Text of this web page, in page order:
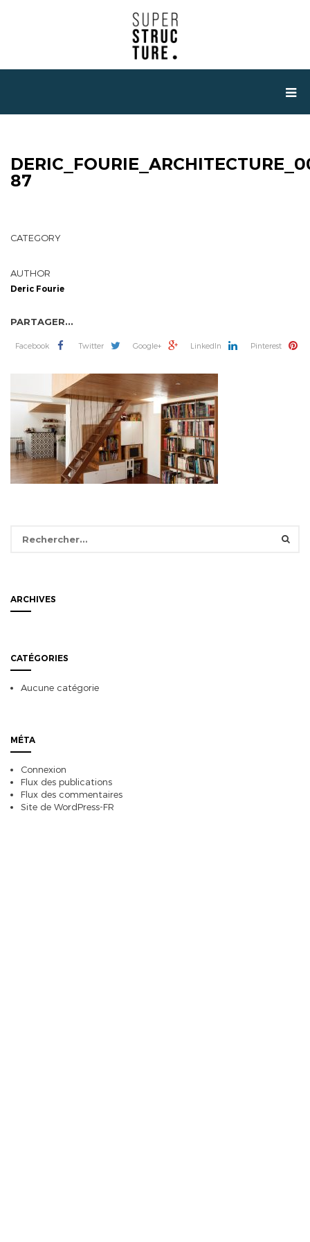
87
CATEGORY
AUTHOR
Deric Fourie
PARTAGER...
Facebook Twitter Google+ LinkedIn Pinterest
ARCHIVES
CATÉGORIES
Aucune catégorie
MÉTA
Connexion
Flux des publications
Flux des commentaires
Site de WordPress-FR